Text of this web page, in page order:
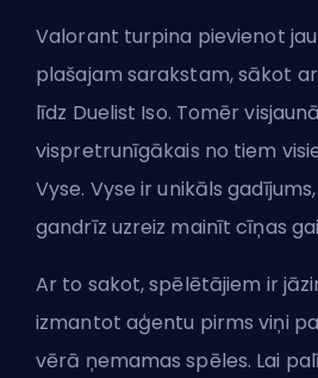
Valorant turpina pievienot
plašajam sarakstam, sākot
līdz Duelist Iso. Tomēr
vispretrunīgākais no tiem
Vyse. Vyse ir unikāls
gandrīz uzreiz mainīt cīņas
Ar to sakot, spēlētājiem ir
izmantot aģentu pirms viņi
vērā ņemamas spēles. Lai